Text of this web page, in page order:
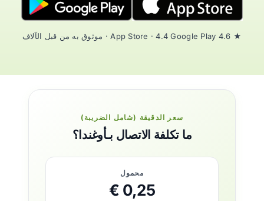
★ 4.6 App Store · 4.4 Google Play · موثوق به من قبل الآلاف
سعر الدقيقة (شامل الضريبة)
ما تكلفة الاتصال بـأوغندا؟
محمول
0,25 €